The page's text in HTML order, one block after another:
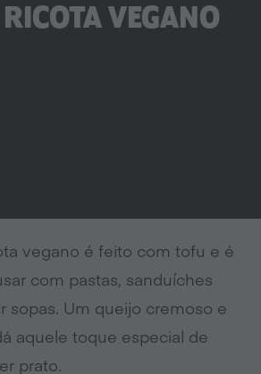
VEGANO
vegano é feito com tofu e é
com pastas, sanduíches
sopas. Um queijo cremoso e
aquele toque especial de
prato.